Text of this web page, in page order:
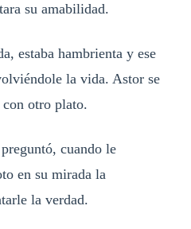
su amabilidad.
estaba hambrienta y ese
la vida. Astor se
otro plato.
cuando le
en su mirada la
la verdad.